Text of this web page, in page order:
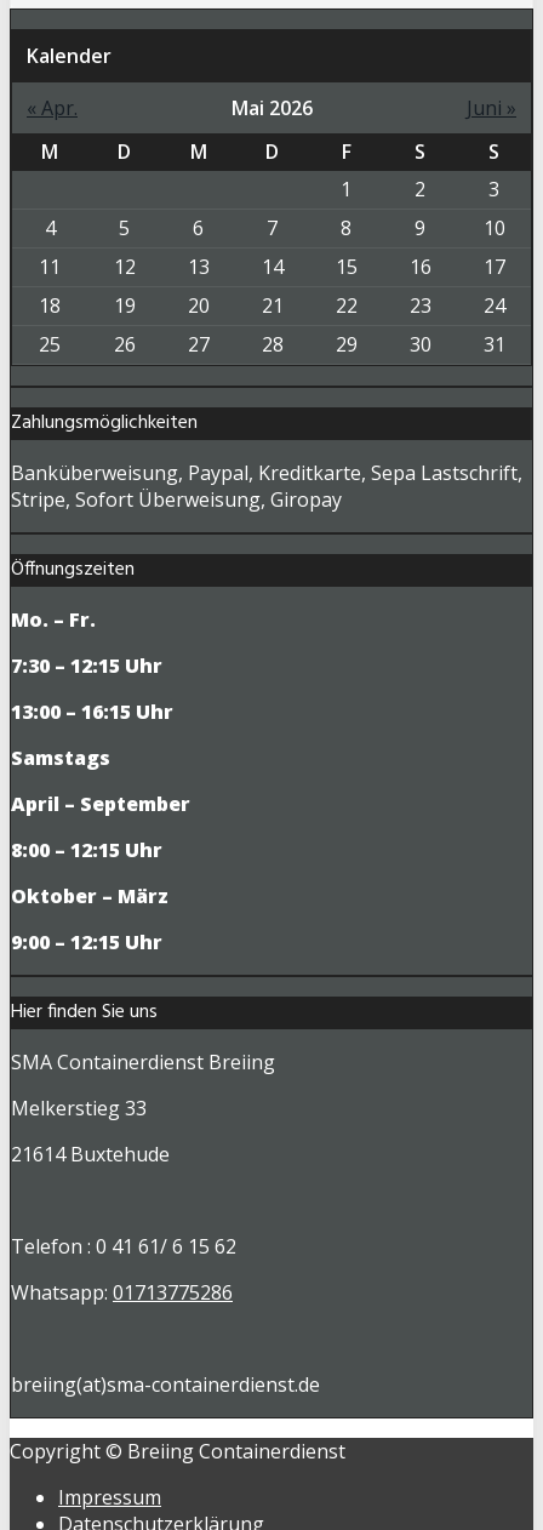
war immer klasse – immer einen kompetenten
Ansprechpartner und schnelle Abstimmungen
Kalender
« Apr.
Mai 2026
Juni »
M
D M D F S
S
1
2
3
4
5 6 7 8 9
10
11
12 13 14 15 16
17
18
19 20 21 22 23
24
25
26 27 28 29 30 31
Zahlungsmöglichkeiten
Banküberweisung, Paypal, Kreditkarte, Sepa Lastschrift,
Stripe, Sofort Überweisung, Giropay
Öffnungszeiten
Mo. – Fr.
7:30 – 12:15 Uhr
13:00 – 16:15 Uhr
Samstags
April – September
8:00 – 12:15 Uhr
Oktober – März
9:00 – 12:15 Uhr
Hier finden Sie uns
SMA Containerdienst Breiing
Melkerstieg 33
21614 Buxtehude
Telefon : 0 41 61/ 6 15 62
Whatsapp: 01713775286
breiing(at)sma-containerdienst.de
Copyright © Breiing Containerdienst
Impressum
Datenschutzerklärung